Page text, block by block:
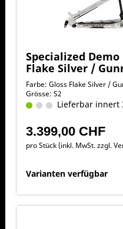
Specialized Demo
Flake Silver /
Farbe: Gloss Flake Silver /
Grösse: S2
Lieferbar innert
3.399,00 CHF
pro Stück (inkl. MwSt. zzgl.
Varianten verfügbar